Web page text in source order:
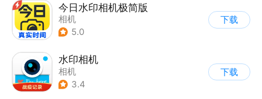
今日水印相机极简版
相机
5.0
下载
水印相机
相机
3.4
下载